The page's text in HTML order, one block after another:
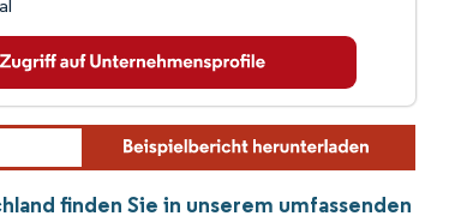
finden Sie in unserem umfassenden